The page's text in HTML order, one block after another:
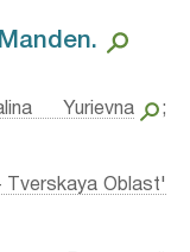
Yurievna
;
Tverskaya Oblast'